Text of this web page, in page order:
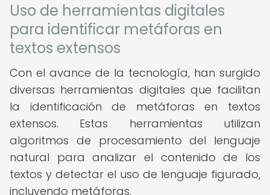
Uso de herramientas digitales
para identificar metáforas en
textos extensos
Con el avance de la tecnología, han surgido
diversas herramientas digitales que facilitan
la identificación de metáforas en textos
extensos. Estas herramientas utilizan
algoritmos de procesamiento del lenguaje
natural para analizar el contenido de los
textos y detectar el uso de lenguaje figurado,
incluyendo metáforas.